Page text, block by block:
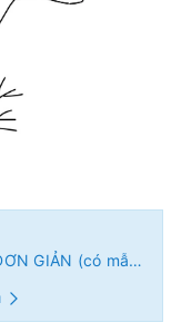
TẬP THÊU HOA BẰNG 2 MŨI THÊU NỔI ĐƠN GIẢN (có mẫu in)